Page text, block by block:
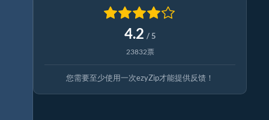
4.2 / 5
23832票
您需要至少使用一次ezyZip才能提供反馈！